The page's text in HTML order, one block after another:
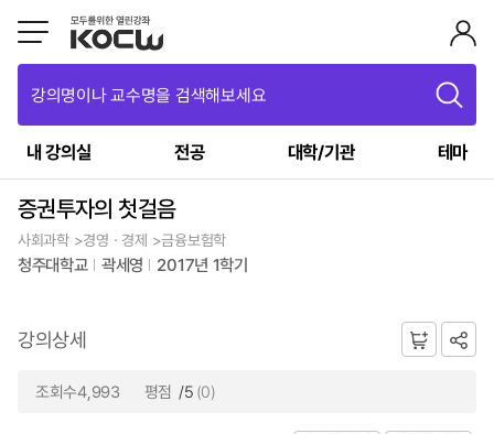
강의명이나 교수명을 검색해보세요
내 강의실 전공 대학/기관 테마
증권투자의 첫걸음
사회과학 >경영ㆍ경제 >금융보험학
청주대학교 곽세영 2017년 1학기
강의상세
조회수4,993 평점 /5 (0)